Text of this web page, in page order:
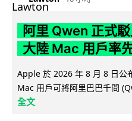
阿里 Qwen 正式
大陸 Mac 用戶率
Apple 於 2026 年 8 月 8 日公
Mac 用戶可將阿里巴巴千問
全文